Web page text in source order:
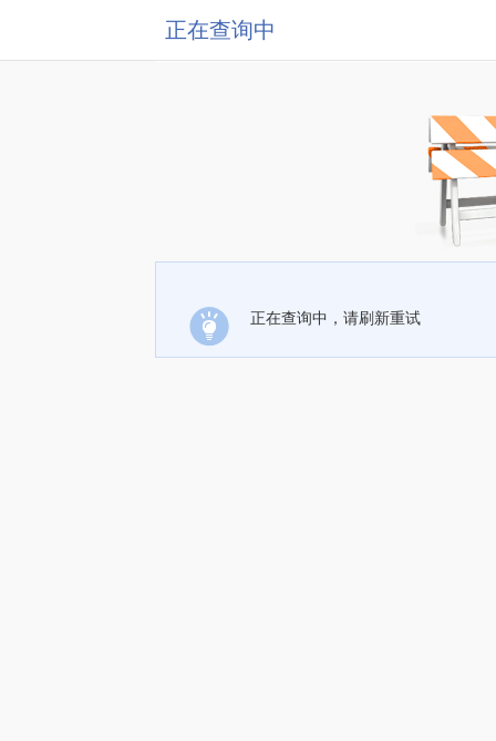
正在查询中
正在查询中，请刷新重试